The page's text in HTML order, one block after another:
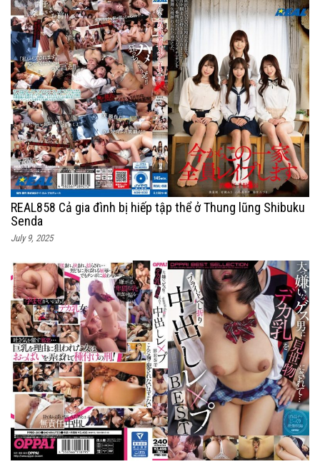
REAL858 Cả gia đình bị hiếp tập thể ở Thung lũng Shibuku
Senda
July 9, 2025